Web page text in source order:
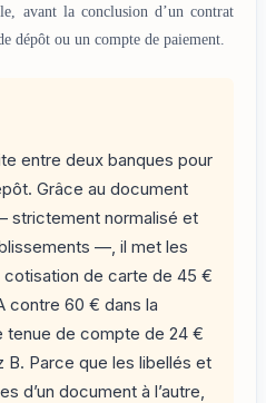
avant la conclusion d’un contrat
dépôt ou un compte de paiement.
entre deux banques pour
Grâce au document
strictement normalisé et
—, il met les
de carte de 45 €
contre 60 € dans la
tenue de compte de 24 €
Parce que les libellés et
d’un document à l’autre,